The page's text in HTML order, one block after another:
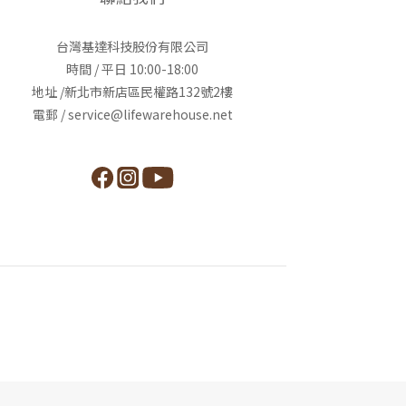
台灣基達科技股份有限公司
時間 / 平日 10:00-18:00
地址 /新北市新店區民權路132號2樓
電郵 / service@lifewarehouse.net